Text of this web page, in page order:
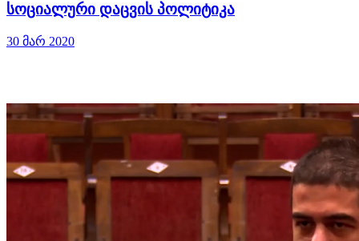
სოციალური დაცვის პოლიტიკა
30 მარ 2020